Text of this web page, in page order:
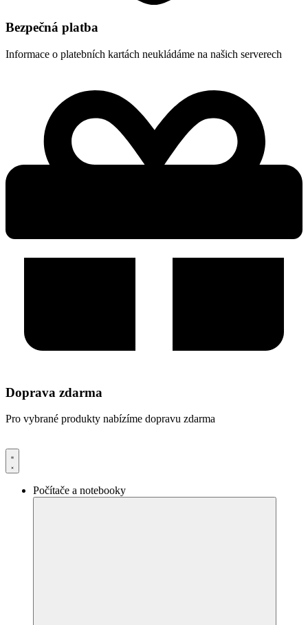
Bezpečná platba
Informace o platebních kartách neukládáme na našich serverech
Doprava zdarma
Pro vybrané produkty nabízíme dopravu zdarma
Počítače a notebooky